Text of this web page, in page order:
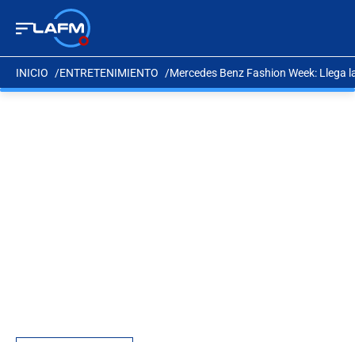
INICIO ENTRETENIMIENTO Mercedes Benz Fashion Week: Llega